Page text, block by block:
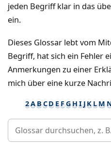
jeden Begriff klar in das
ein.
Dieses Glossar lebt vom
Begriff, hat sich ein Fehler
Anmerkungen zu einer
mich über eine kurze
2A B CD E FG H I J K L M